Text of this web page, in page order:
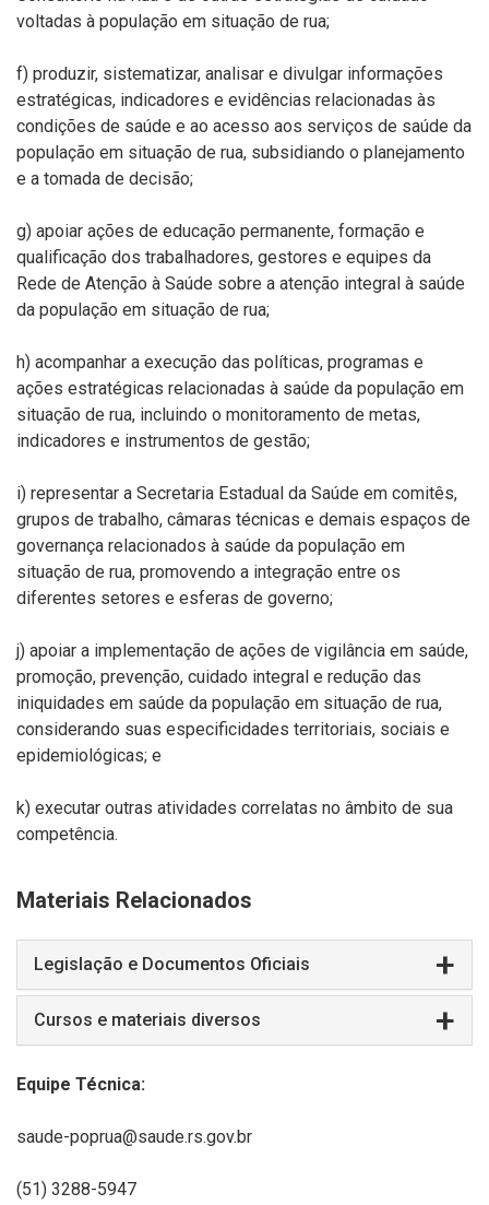
voltadas à população em situação de rua;
f) produzir, sistematizar, analisar e divulgar informações
estratégicas, indicadores e evidências relacionadas às
condições de saúde e ao acesso aos serviços de saúde da
população em situação de rua, subsidiando o planejamento
e a tomada de decisão;
g) apoiar ações de educação permanente, formação e
qualificação dos trabalhadores, gestores e equipes da
Rede de Atenção à Saúde sobre a atenção integral à saúde
da população em situação de rua;
h) acompanhar a execução das políticas, programas e
ações estratégicas relacionadas à saúde da população em
situação de rua, incluindo o monitoramento de metas,
indicadores e instrumentos de gestão;
i) representar a Secretaria Estadual da Saúde em comitês,
grupos de trabalho, câmaras técnicas e demais espaços de
governança relacionados à saúde da população em
situação de rua, promovendo a integração entre os
diferentes setores e esferas de governo;
j) apoiar a implementação de ações de vigilância em saúde,
promoção, prevenção, cuidado integral e redução das
iniquidades em saúde da população em situação de rua,
considerando suas especificidades territoriais, sociais e
epidemiológicas; e
k) executar outras atividades correlatas no âmbito de sua
competência.
Materiais Relacionados
Legislação e Documentos Oficiais
Cursos e materiais diversos
Equipe Técnica:
saude-poprua@saude.rs.gov.br
(51) 3288-5947